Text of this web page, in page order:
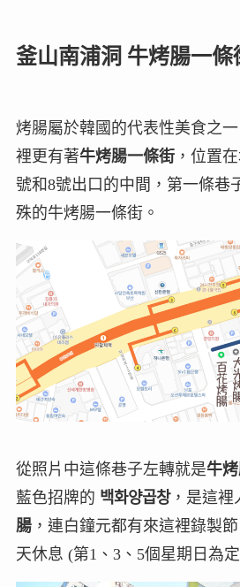
釜山南浦洞 牛烤腸一條
烤腸屬於韓國的代表性美食之
裡更有著牛烤腸一條街，位置
號和8號出口的中間，第一條巷
殊的牛烤腸一條街。
從照片中這條巷子左轉就是牛
藍色招牌的 백화양곱창，是這裡
腸，連白鐘元都有來這裡錄製
天休息 (第1、3、5個星期日為